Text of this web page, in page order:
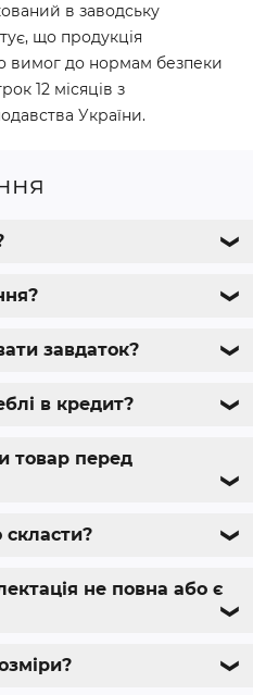
в заводську
що продукція
вимог до нормам безпеки
12 місяців з
України.
❯
❯
завдаток? ❯
в кредит? ❯
товар перед
❯
❯
не повна або є
❯
❯